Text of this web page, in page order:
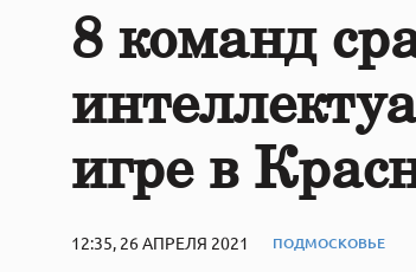
8 команд
игре в
12:35, 26 АПРЕЛЯ 2021 ПОДМОСКОВЬЕ